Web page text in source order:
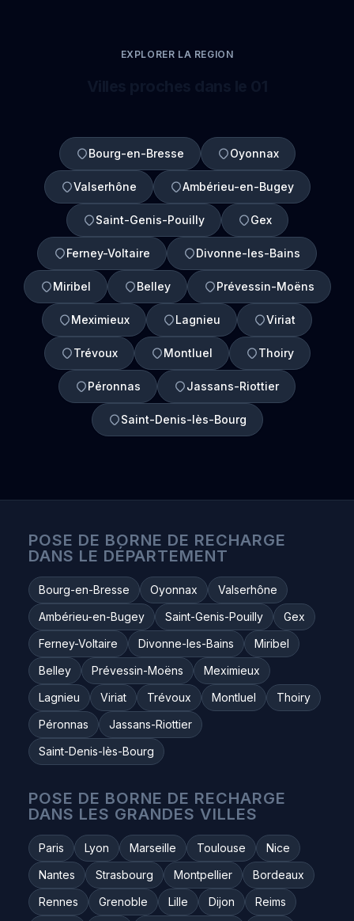
EXPLORER LA REGION
Bourg-en-Bresse Oyonnax
Valserhône Ambérieu-en-Bugey
Saint-Genis-Pouilly Gex
Ferney-Voltaire Divonne-les-Bains
Miribel Belley Prévessin-Moëns
Meximieux Lagnieu Viriat
Trévoux Montluel Thoiry
Péronnas Jassans-Riottier
Saint-Denis-lès-Bourg
POSE DE BORNE DE RECHARGE
DANS LE DÉPARTEMENT
Bourg-en-Bresse Oyonnax
Valserhône
Ambérieu-en-Bugey
Saint-Genis-Pouilly
Gex
Ferney-Voltaire
Divonne-les-Bains
Miribel
Belley
Prévessin-Moëns
Meximieux
Lagnieu
Viriat Trévoux Montluel
Thoiry
Péronnas
Jassans-Riottier
Saint-Denis-lès-Bourg
POSE DE BORNE DE RECHARGE
DANS LES GRANDES VILLES
Paris Lyon Marseille Toulouse
Nice
Nantes
Strasbourg Montpellier
Bordeaux
Rennes
Grenoble Lille Dijon
Reims